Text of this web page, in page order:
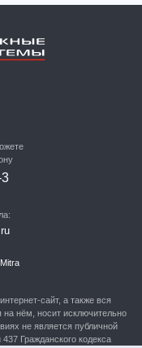
Mitra
сайт, а также вся
нём, носит исключительно
не является публичной
Гражданского кодекса